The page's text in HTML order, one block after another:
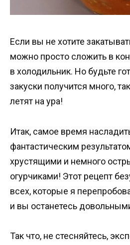
Если вы не хотите
можно просто сложить в
в холодильник. Но будьте
закуски получится много,
летят на ура!
Итак, самое время
фантастическим
хрустящими и немного
огурчиками! Этот рецепт
всех, которые я
и вы останетесь
Так что, не стесняйтесь,